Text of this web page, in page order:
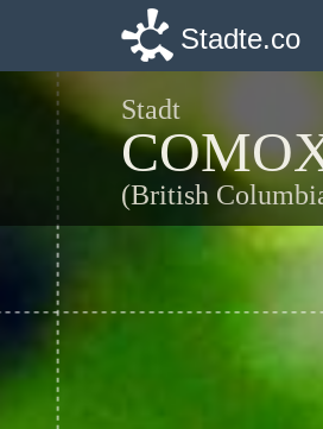
Stadte.co
Stadt
(British
Stadte.co